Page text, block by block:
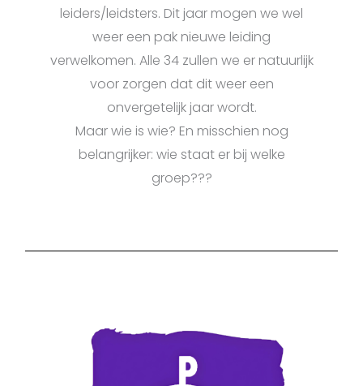
leiders/leidsters. Dit jaar mogen we wel
weer een pak nieuwe leiding
verwelkomen. Alle 34 zullen we er natuurlijk
voor zorgen dat dit weer een
onvergetelijk jaar wordt.
Maar wie is wie? En misschien nog
belangrijker: wie staat er bij welke
groep???